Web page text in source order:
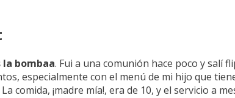
la bombaa. Fui a una comunión hace poco y salí
especialmente con el menú de mi hijo que
comida, ¡madre mía!, era de 10, y el servicio a